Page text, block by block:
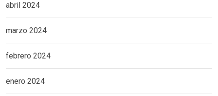
abril 2024
marzo 2024
febrero 2024
enero 2024